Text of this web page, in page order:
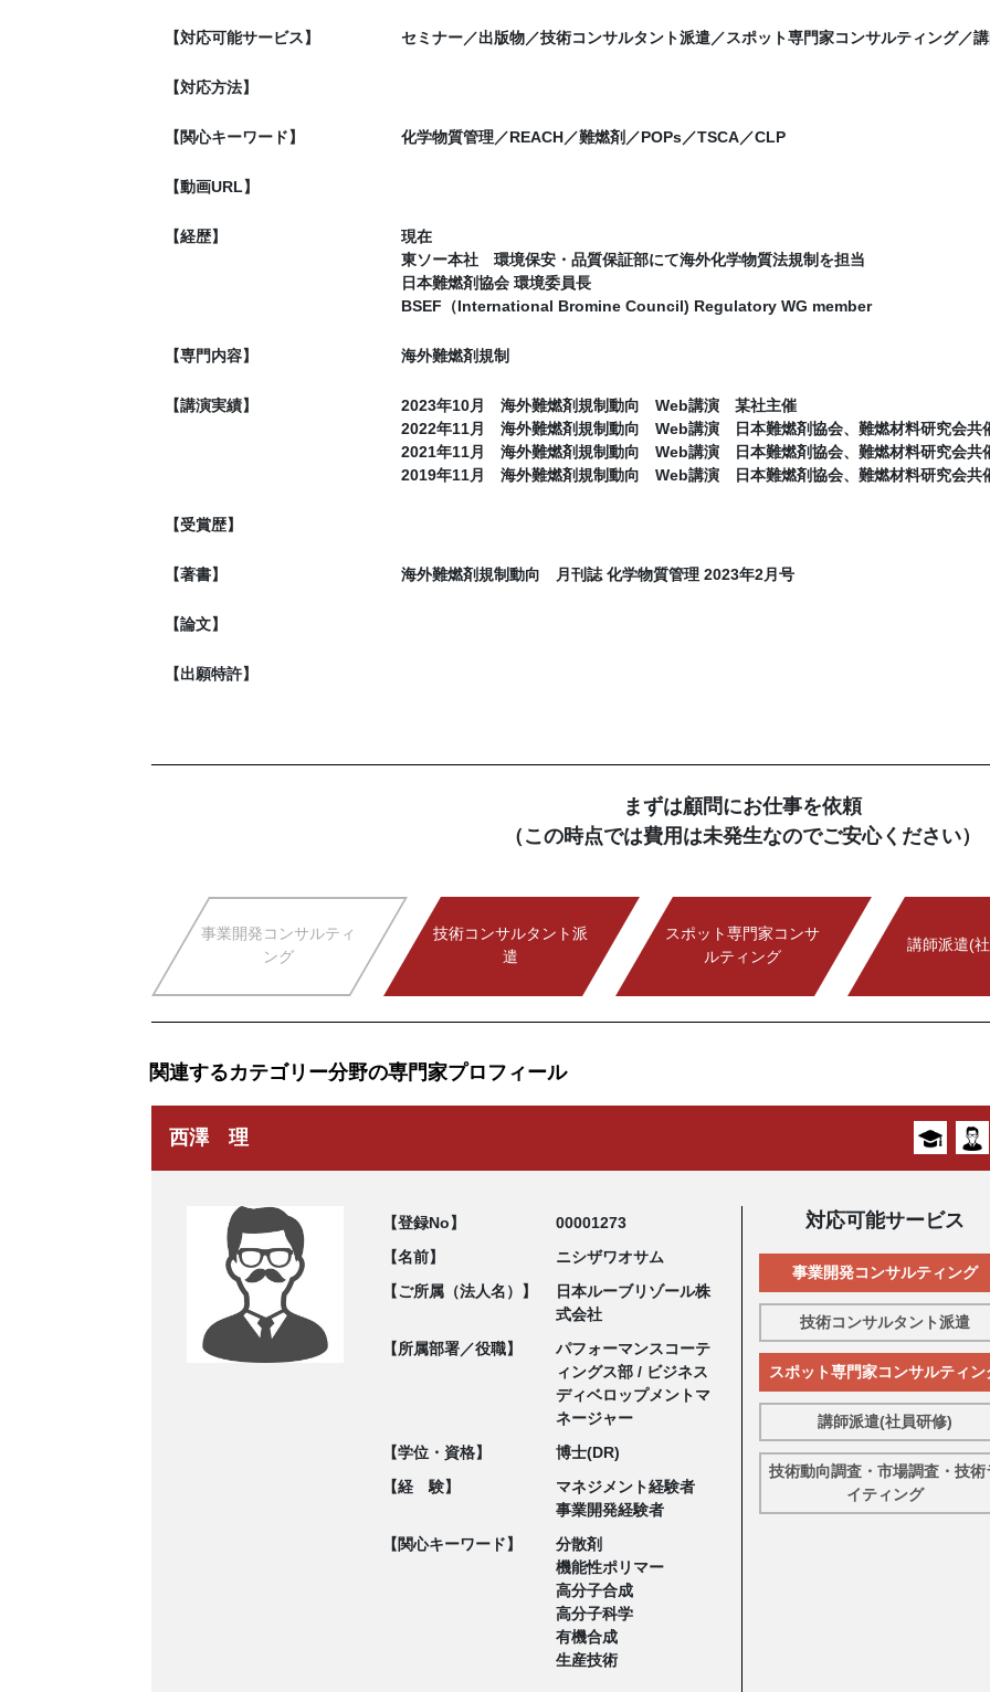
【対応可能サービス】 セミナー／出版物／技術コンサルタント派遣／スポット専門家コンサルティング／
【対応方法】
【関心キーワード】 化学物質管理／REACH／難燃剤／POPs／TSCA／CLP
【動画URL】
【経歴】
現在
東ソー本社 環境保安・品質保証部にて海外化学物質法規制を担当
日本難燃剤協会 環境委員長
BSEF（International Bromine Council) Regulatory WG member
【専門内容】 海外難燃剤規制
【講演実績】
2023年10月 海外難燃剤規制動向 Web講演 某社主催
2022年11月 海外難燃剤規制動向 Web講演 日本難燃剤協会、難燃材料研究会共
2021年11月 海外難燃剤規制動向 Web講演 日本難燃剤協会、難燃材料研究会共
2019年11月 海外難燃剤規制動向 Web講演 日本難燃剤協会、難燃材料研究会共
【受賞歴】
【著書】 海外難燃剤規制動向 月刊誌 化学物質管理 2023年2月号
【論文】
【出願特許】
まずは顧問にお仕事を依頼
（この時点では費用は未発生なのでご安心ください）
事業開発コンサルティ
ング
技術コンサルタント派
遣
スポット専門家コンサ
ルティング
講師派遣(
関連するカテゴリー分野の専門家プロフィール
西澤 理
【登録No】
00001273
【名前】
ニシザワオサム
【ご所属（法人名）】
日本ルーブリゾール株
式会社
【所属部署／役職】
パフォーマンスコーテ
ィングス部 / ビジネス
ディベロップメントマ
ネージャー
【学位・資格】
博士(DR)
【経 験】
マネジメント経験者
事業開発経験者
【関心キーワード】
分散剤
機能性ポリマー
高分子合成
高分子科学
有機合成
生産技術
対応可能サービス
事業開発コンサルティング
技術コンサルタント派遣
スポット専門家コンサルティン
講師派遣(社員研修)
技術動向調査・市場調査・技術
イティング